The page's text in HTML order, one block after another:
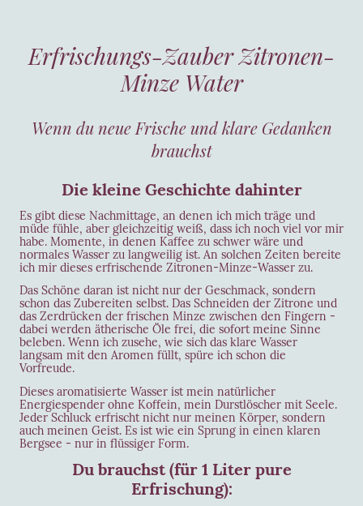
Erfrischungs-Zauber Zitronen-
Minze Water
Wenn du neue Frische und klare Gedanken
brauchst
Die kleine Geschichte dahinter
Es gibt diese Nachmittage, an denen ich mich träge und
müde fühle, aber gleichzeitig weiß, dass ich noch viel vor mir
habe. Momente, in denen Kaffee zu schwer wäre und
normales Wasser zu langweilig ist. An solchen Zeiten bereite
ich mir dieses erfrischende Zitronen-Minze-Wasser zu.
Das Schöne daran ist nicht nur der Geschmack, sondern
schon das Zubereiten selbst. Das Schneiden der Zitrone und
das Zerdrücken der frischen Minze zwischen den Fingern -
dabei werden ätherische Öle frei, die sofort meine Sinne
beleben. Wenn ich zusehe, wie sich das klare Wasser
langsam mit den Aromen füllt, spüre ich schon die
Vorfreude.
Dieses aromatisierte Wasser ist mein natürlicher
Energiespender ohne Koffein, mein Durstlöscher mit Seele.
Jeder Schluck erfrischt nicht nur meinen Körper, sondern
auch meinen Geist. Es ist wie ein Sprung in einen klaren
Bergsee - nur in flüssiger Form.
Du brauchst (für 1 Liter pure
Erfrischung):